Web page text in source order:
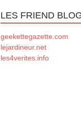
LES FRIEND
geekettegazette.com
lejardineur.net
les4verites.info